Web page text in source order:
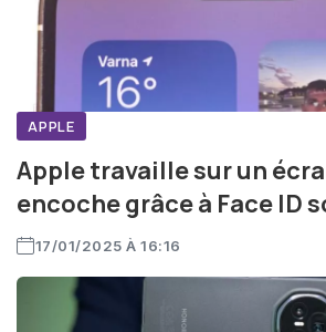
APPLE
Apple travaille sur un
encoche grâce à Face ID
17/01/2025 À 16:16